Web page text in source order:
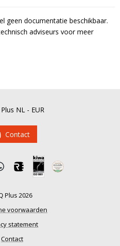
geen documentatie beschikbaar.
adviseurs voor meer
NL - EUR
Contact
Plus 2026
voorwaarden
statement
Contact